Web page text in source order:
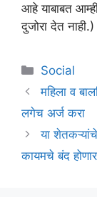
आहे याबाबत
दुजोरा देत
Categories
Social
महिला व
लगेच अर्ज करा
या
कायमचे बंद